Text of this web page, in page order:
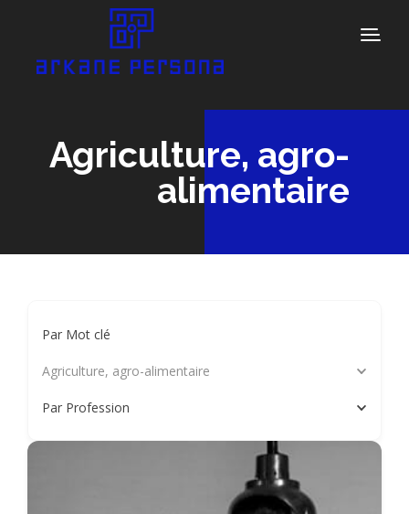
Agriculture, agro-
alimentaire
Par Mot clé
Agriculture, agro-alimentaire
Par Profession